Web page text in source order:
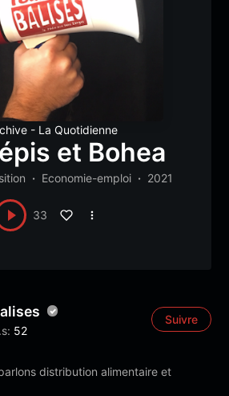
- La Quotidienne
et Bohea
Economie-emploi 2021
33
52
Suivre
distribution alimentaire et